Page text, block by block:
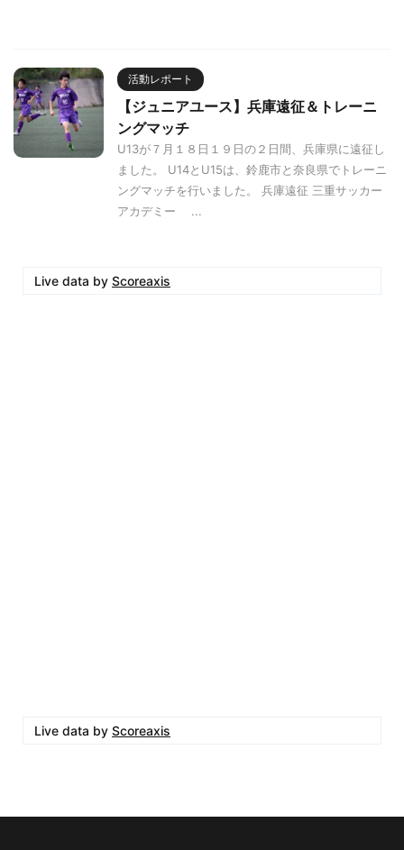
活動レポート
【ジュニアユース】兵庫遠征＆トレーニ
ングマッチ
U13が７月１８日１９日の２日間、兵庫県に遠征し
ました。 U14とU15は、鈴鹿市と奈良県でトレーニ
ングマッチを行いました。 兵庫遠征 三重サッカー
アカデミー ...
Live data by Scoreaxis
Live data by Scoreaxis